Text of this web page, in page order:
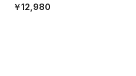
￥12,980